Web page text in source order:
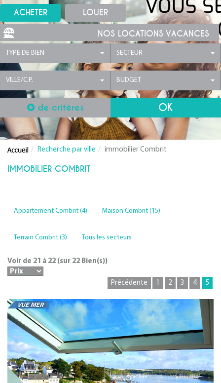
ACHETER LOUER
NOS LOCATIONS VACANCES
TYPE DE BIEN SECTEUR
VILLE/C.P. BUDGET
de critères
Recherche par ville immobilier Combrit
IMMOBILIER COMBRIT
Appartement Combrit (4) Maison Combrit (15)
Terrain Combrit (3) Tous les secteurs
Voir de 21 à 22 (sur 22 Bien(s))
Précédente 1 2 3 4 5